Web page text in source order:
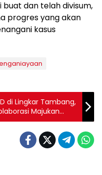
buat dan telah divisum,
progres yang akan
kasus
di Lingkar Tambang,
Majukan